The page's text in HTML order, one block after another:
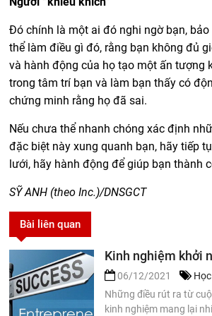
Đó chính là một ai đó nghi ngờ bạn, bảo
thể làm điều gì đó, rằng bạn không đủ
và hành động của họ tạo một ấn tượng
trong tâm trí bạn và làm bạn thấy có
chứng minh rằng họ đã sai.
Nếu chưa thể nhanh chóng xác định
đặc biệt này xung quanh bạn, hãy tiếp
lưới, hãy hành động để giúp bạn thành
SỸ ANH (theo Inc.)/DNSGCT
Bài liên quan
Kinh nghiệm khởi
06/12/2021
Những điều rút ra từ
kinh nghiệm mang lại